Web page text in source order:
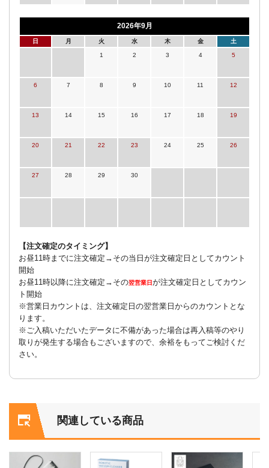
2026年9月
日 月 火 水 木 金 土
1 2 3 4 5
6 7 8 9 10 11 12
13 14 15 16 17 18 19
20 21 22 23 24 25 26
27 28 29 30
【注文確定のタイミング】
お昼11時までに注文確定→その当日が注文確定日としてカウント
開始
お昼11時以降に注文確定→その翌営業日が注文確定日としてカウン
ト開始
※営業日カウントは、注文確定日の翌営業日からのカウントとな
ります。
※ご入稿いただいたデータに不備があった場合は再入稿等のやり
取りが発生する場合もございますので、余裕をもってご検討くだ
さい。
関連している商品